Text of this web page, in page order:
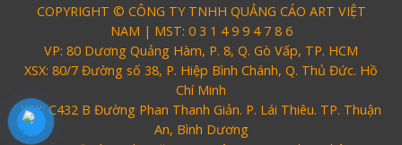
COPYRIGHT © CÔNG TY TNHH QUẢNG CÁO ART VIỆT
NAM | MST: 0 3 1 4 9 9 4 7 8 6
VP: 80 Dương Quảng Hàm, P. 8, Q. Gò Vấp, TP. HCM
XSX: 80/7 Đường số 38, P. Hiệp Bình Chánh, Q. Thủ Đức. Hồ
Chí Minh
XSX: C432 B Đường Phan Thanh Giản. P. Lái Thiêu. TP. Thuận
An, Bình Dương